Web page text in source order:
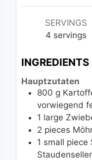
SERVINGS
4 servings
INGREDIENTS
Hauptzutaten
800 g
vorwiegend
1 large
2 pieces
1 small piece